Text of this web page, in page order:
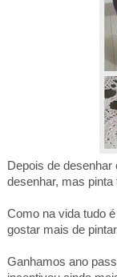
Depois de
desenhar, mas
Como na vida tudo
gostar mais de
Ganhamos ano